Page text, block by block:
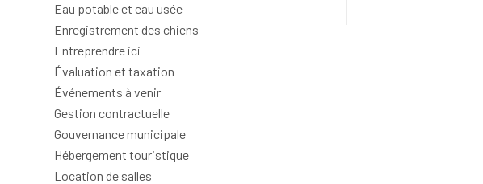
Eau potable et eau usée
Enregistrement des chiens
Entreprendre ici
Évaluation et taxation
Événements à venir
Gestion contractuelle
Gouvernance municipale
Hébergement touristique
Location de salles